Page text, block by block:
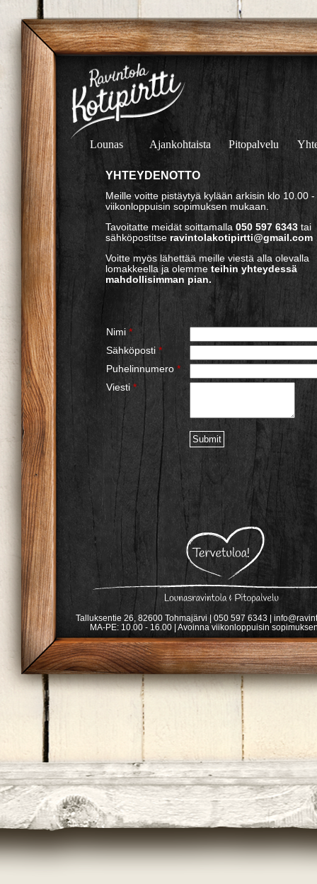
Lounas Ajankohtaista Pitopalvelu
YHTEYDENOTTO
Meille voitte pistäytyä kylään arkisin klo 10.00
viikonloppuisin sopimuksen mukaan.
Tavoitatte meidät soittamalla 050 597 6343 tai
sähköpostitse ravintolakotipirtti@gmail.com
Voitte myös lähettää meille viestä alla olevalla
lomakkeella ja olemme teihin yhteydessä
mahdollisimman pian.
Nimi *
Sähköposti *
Puhelinnumero *
Viesti *
Talluksentie 26, 82600 Tohmajärvi | 050 597 6343 |
MA-PE: 10.00 - 16.00 | Avoinna viikonloppuisin